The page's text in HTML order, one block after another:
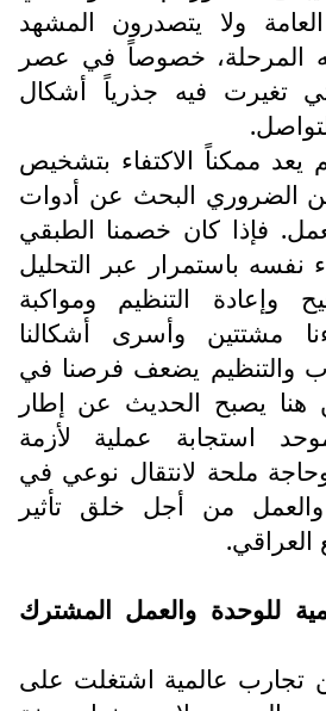
ولا يتصدرون المشهد
المرحلة، خصوصاً في عصر
تغيرت فيه جذرياً أشكال
يعد ممكناً الاكتفاء بتشخيص
الضروري البحث عن أدوات
فإذا كان خصمنا الطبقي
نفسه باستمرار عبر التحليل
وإعادة التنظيم ومواكبة
مشتتين وأسرى أشكالنا
والتنظيم يضعف فرصنا في
من هنا يصبح الحديث عن إطار
استجابة عملية لأزمة
ملحة لانتقال نوعي في
والعمل من أجل خلق تأثير
العراقي.
للوحدة والعمل المشترك
تجارب عالمية اشتغلت على